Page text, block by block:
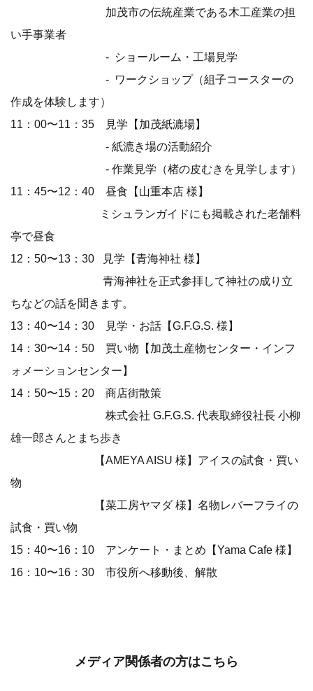
加茂市の伝統産業である⽊⼯産業の担
い⼿事業者
- ショールーム・⼯場⾒学
- ワークショップ（組⼦コースターの
作成を体験します）
11：00〜11：35 ⾒学【加茂紙漉場】
- 紙漉き場の活動紹介
- 作業⾒学（楮の⽪むきを⾒学します）
11：45〜12：40 昼⾷【⼭重本店 様】
ミシュランガイドにも掲載された⽼舗料
亭で昼⾷
12：50〜13：30 ⾒学【⻘海神社 様】
⻘海神社を正式参拝して神社の成り⽴
ちなどの話を聞きます。
13：40〜14：30 ⾒学・お話【G.F.G.S. 様】
14：30〜14：50 買い物【加茂⼟産物センター・インフ
ォメーションセンター】
14：50〜15：20 商店街散策
株式会社 G.F.G.S. 代表取締役社⻑ ⼩柳
雄⼀郎さんとまち歩き
【AMEYA AISU 様】アイスの試⾷・買い
物
【菜⼯房ヤマダ 様】名物レバーフライの
試⾷・買い物
15：40〜16：10 アンケート・まとめ【Yama Cafe 様】
16：10〜16：30 市役所へ移動後、解散
メディア関係者の方はこちら